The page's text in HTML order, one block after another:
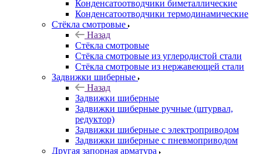
Конденсатоотводчики биметаллические
Конденсатоотводчики термодинамические
Стёкла смотровые
Назад
Стёкла смотровые
Стёкла смотровые из углеродистой стали
Стёкла смотровые из нержавеющей стали
Задвижки шиберные
Назад
Задвижки шиберные
Задвижки шиберные ручные (штурвал,
редуктор)
Задвижки шиберные с электроприводом
Задвижки шиберные с пневмоприводом
Другая запорная арматура